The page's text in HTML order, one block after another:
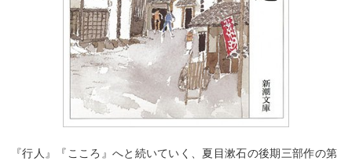
『行人』『こころ』へと続いていく、夏目漱石の後期三部作の第